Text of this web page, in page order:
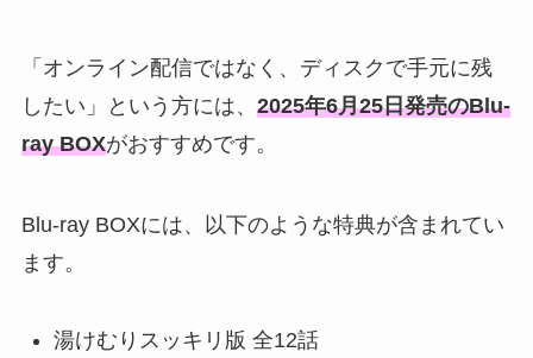
「オンライン配信ではなく、ディスクで手元に残
したい」という方には、 2025年6月25日発売のBlu-
ray BOXがおすすめです。
Blu-ray BOXには、以下のような特典が含まれてい
ます。
湯けむりスッキリ版 全12話